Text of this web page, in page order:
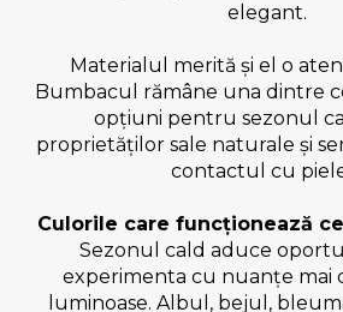
elegant.
Materialul merită și el o
Bumbacul rămâne una dintre
opțiuni pentru sezonul
proprietăților sale naturale și
contactul cu
Culorile care funcționează
Sezonul cald aduce
experimenta cu nuanțe mai
luminoase. Albul, bejul,